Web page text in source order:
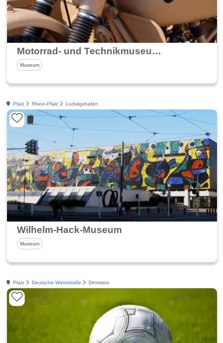
Motorrad- und Technikmuseum Quirnheim
Museum
Pfalz Rhein-Pfalz Ludwigshafen
Wilhelm-Hack-Museum
Museum
Pfalz Deutsche Weinstraße Dirmstein